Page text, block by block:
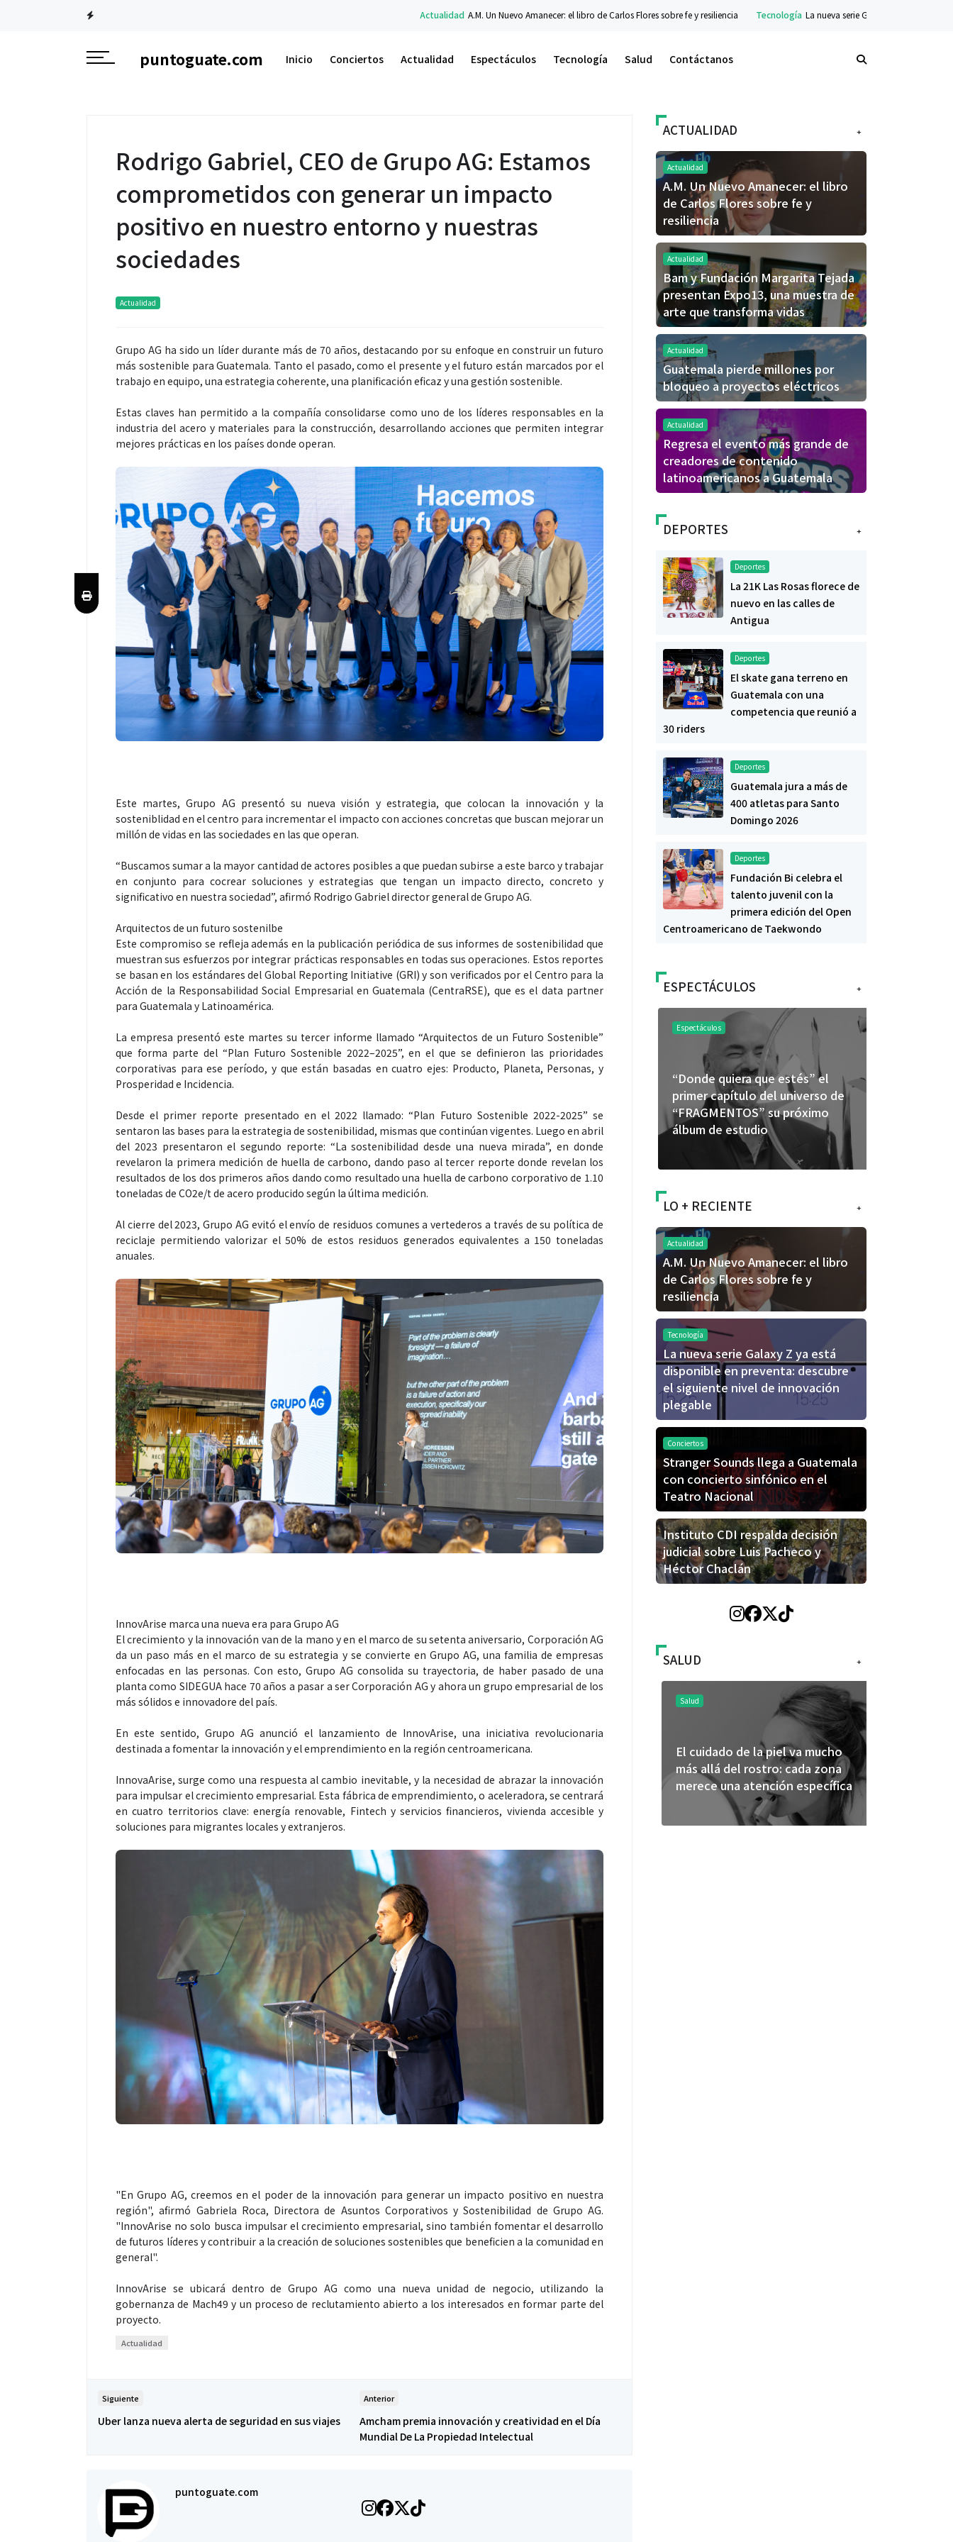
A.M. Un Nuevo Amanecer: el libro de Carlos Flores sobre fe y resiliencia Tecnología La nueva serie Galaxy Z ya está disponible en preventa:
puntoguate.com Inicio Conciertos Actualidad Espectáculos Tecnología Salud Contáctanos
Rodrigo Gabriel, CEO de Grupo AG: Estamos
comprometidos con generar un impacto
positivo en nuestro entorno y nuestras
sociedades
Actualidad
Grupo AG ha sido un líder durante más de 70 años, destacando por su enfoque en construir un futuro
más sostenible para Guatemala. Tanto el pasado, como el presente y el futuro están marcados por el
trabajo en equipo, una estrategia coherente, una planificación eficaz y una gestión sostenible.
Estas claves han permitido a la compañía consolidarse como uno de los líderes responsables en la
industria del acero y materiales para la construcción, desarrollando acciones que permiten integrar
mejores prácticas en los países donde operan.
Este martes, Grupo AG presentó su nueva visión y estrategia, que colocan la innovación y la
sosteniblidad en el centro para incrementar el impacto con acciones concretas que buscan mejorar un
millón de vidas en las sociedades en las que operan.
“Buscamos sumar a la mayor cantidad de actores posibles a que puedan subirse a este barco y trabajar
en conjunto para cocrear soluciones y estrategias que tengan un impacto directo, concreto y
significativo en nuestra sociedad”, afirmó Rodrigo Gabriel director general de Grupo AG.
Arquitectos de un futuro sostenilbe
Este compromiso se refleja además en la publicación periódica de sus informes de sostenibilidad que
muestran sus esfuerzos por integrar prácticas responsables en todas sus operaciones. Estos reportes
se basan en los estándares del Global Reporting Initiative (GRI) y son verificados por el Centro para la
Acción de la Responsabilidad Social Empresarial en Guatemala (CentraRSE), que es el data partner
para Guatemala y Latinoamérica.
La empresa presentó este martes su tercer informe llamado “Arquitectos de un Futuro Sostenible”
que forma parte del “Plan Futuro Sostenible 2022–2025”, en el que se definieron las prioridades
corporativas para ese período, y que están basadas en cuatro ejes: Producto, Planeta, Personas, y
Prosperidad e Incidencia.
Desde el primer reporte presentado en el 2022 llamado: “Plan Futuro Sostenible 2022-2025” se
sentaron las bases para la estrategia de sostenibilidad, mismas que continúan vigentes. Luego en abril
del 2023 presentaron el segundo reporte: “La sostenibilidad desde una nueva mirada”, en donde
revelaron la primera medición de huella de carbono, dando paso al tercer reporte donde revelan los
resultados de los dos primeros años dando como resultado una huella de carbono corporativo de 1.10
toneladas de CO2e/t de acero producido según la última medición.
Al cierre del 2023, Grupo AG evitó el envío de residuos comunes a vertederos a través de su política de
reciclaje permitiendo valorizar el 50% de estos residuos generados equivalentes a 150 toneladas
anuales.
InnovArise marca una nueva era para Grupo AG
El crecimiento y la innovación van de la mano y en el marco de su setenta aniversario, Corporación AG
da un paso más en el marco de su estrategia y se convierte en Grupo AG, una familia de empresas
enfocadas en las personas. Con esto, Grupo AG consolida su trayectoria, de haber pasado de una
planta como SIDEGUA hace 70 años a pasar a ser Corporación AG y ahora un grupo empresarial de los
más sólidos e innovadore del país.
En este sentido, Grupo AG anunció el lanzamiento de InnovArise, una iniciativa revolucionaria
destinada a fomentar la innovación y el emprendimiento en la región centroamericana.
InnovaArise, surge como una respuesta al cambio inevitable, y la necesidad de abrazar la innovación
para impulsar el crecimiento empresarial. Esta fábrica de emprendimiento, o aceleradora, se centrará
en cuatro territorios clave: energía renovable, Fintech y servicios financieros, vivienda accesible y
soluciones para migrantes locales y extranjeros.
"En Grupo AG, creemos en el poder de la innovación para generar un impacto positivo en nuestra
región", afirmó Gabriela Roca, Directora de Asuntos Corporativos y Sostenibilidad de Grupo AG.
"InnovArise no solo busca impulsar el crecimiento empresarial, sino también fomentar el desarrollo
de futuros líderes y contribuir a la creación de soluciones sostenibles que beneficien a la comunidad en
general".
InnovArise se ubicará dentro de Grupo AG como una nueva unidad de negocio, utilizando la
gobernanza de Mach49 y un proceso de reclutamiento abierto a los interesados en formar parte del
proyecto.
Actualidad
Siguiente
Uber lanza nueva alerta de seguridad en sus viajes
Anterior
Amcham premia innovación y creatividad en el Día
Mundial De La Propiedad Intelectual
puntoguate.com
+
ACTUALIDAD
Actualidad
A.M. Un Nuevo Amanecer: el libro
de Carlos Flores sobre fe y
resiliencia
Actualidad
Bam y Fundación Margarita Tejada
presentan Expo13, una muestra de
arte que transforma vidas
Actualidad
Guatemala pierde millones por
bloqueo a proyectos eléctricos
Actualidad
Regresa el evento más grande de
creadores de contenido
latinoamericanos a Guatemala
+
DEPORTES
Deportes
La 21K Las Rosas florece de
nuevo en las calles de
Antigua
Deportes
El skate gana terreno en
Guatemala con una
competencia que reunió a
30 riders
Deportes
Guatemala jura a más de
400 atletas para Santo
Domingo 2026
Deportes
Fundación Bi celebra el
talento juvenil con la
primera edición del Open
Centroamericano de Taekwondo
+
ESPECTÁCULOS
Espectáculos
“Donde quiera que estés” el
primer capítulo del universo de
“FRAGMENTOS” su próximo
álbum de estudio
Shakira rompe récords con “Dai
mundial en Spotify y Billboard
La marimba une generaciones: el
transforma la tradición en un
espectáculo para todos
“Donde quiera que estés” el
primer capítulo del universo de
“FRAGMENTOS” su próximo
+
LO + RECIENTE
Actualidad
A.M. Un Nuevo Amanecer: el libro
de Carlos Flores sobre fe y
resiliencia
Tecnología
La nueva serie Galaxy Z ya está
disponible en preventa: descubre
el siguiente nivel de innovación
plegable
Conciertos
Stranger Sounds llega a Guatemala
con concierto sinfónico en el
Teatro Nacional
Instituto CDI respalda decisión
judicial sobre Luis Pacheco y
Héctor Chaclán
+
SALUD
Salud
El cuidado de la piel va mucho
más allá del rostro: cada zona
merece una atención específica
Día Mundial Contra La Hepatitis:
productos “DETOX”
Salud
¿Qué comer antes de un partido
usan los atletas para rendir
mejor
El cuidado de la piel va mucho
merece una atención específica